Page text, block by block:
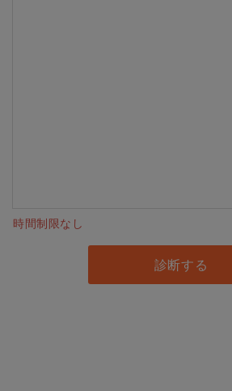
時間制限なし
診断する